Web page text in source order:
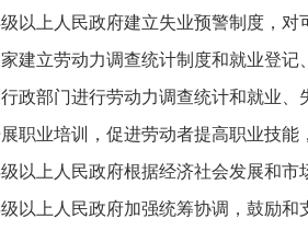
上人民政府建立失业预警制度，对
立劳动力调查统计制度和就业登记
政部门进行劳动力调查统计和就业
职业培训，促进劳动者提高职业技能
上人民政府根据经济社会发展和市
上人民政府加强统筹协调，鼓励和